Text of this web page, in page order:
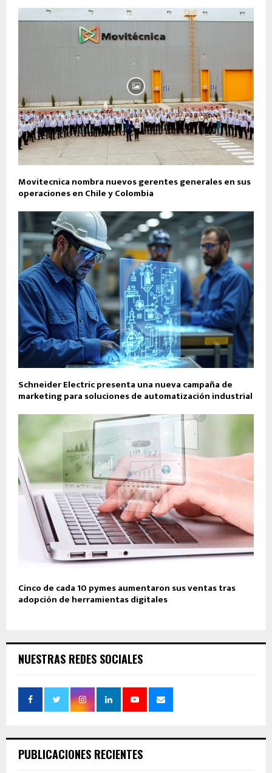
Movitecnica nombra nuevos gerentes generales en sus
operaciones en Chile y Colombia
Schneider Electric presenta una nueva campaña de
marketing para soluciones de automatización industrial
Cinco de cada 10 pymes aumentaron sus ventas tras
adopción de herramientas digitales
NUESTRAS REDES SOCIALES
PUBLICACIONES RECIENTES